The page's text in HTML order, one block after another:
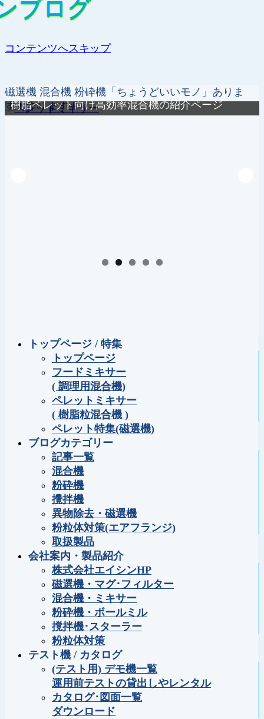
コンテンツへスキップ
磁選機 混合機 粉砕機「ちょうどいいモノ」ありま
す！作ります！
ブログ
樹脂ペレット向け高効率混合機の紹介ページ
トップページ / 特集
トップページ
フードミキサー
( 調理用混合機)
ペレットミキサー
( 樹脂粒混合機 )
ペレット特集(磁選機)
ブログカテゴリー
記事一覧
混合機
粉砕機
攪拌機
異物除去・磁選機
粉粒体対策(エアフランジ)
取扱製品
会社案内・製品紹介
株式会社エイシンHP
磁選機・マグ･フィルター
混合機・ミキサー
粉砕機・ボールミル
撹拌機･スターラー
粉粒体対策
テスト機 / カタログ
(テスト用) デモ機一覧
運用前テストの貸出しやレンタル
カタログ･図面一覧
ダウンロード
ブログ